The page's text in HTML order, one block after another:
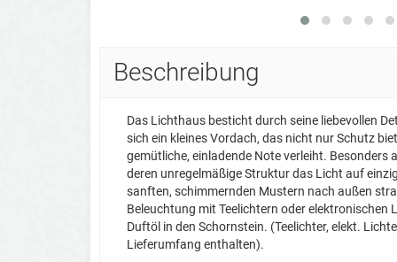
Beschreibung
Das Lichthaus besticht durch seine liebevollen
sich ein kleines Vordach, das nicht nur Schutz
gemütliche, einladende Note verleiht.
deren unregelmäßige Struktur das Licht auf
sanften, schimmernden Mustern nach außen
Beleuchtung mit Teelichtern oder elektronischen
Duftöl in den Schornstein. (Teelichter, elekt.
Lieferumfang enthalten).